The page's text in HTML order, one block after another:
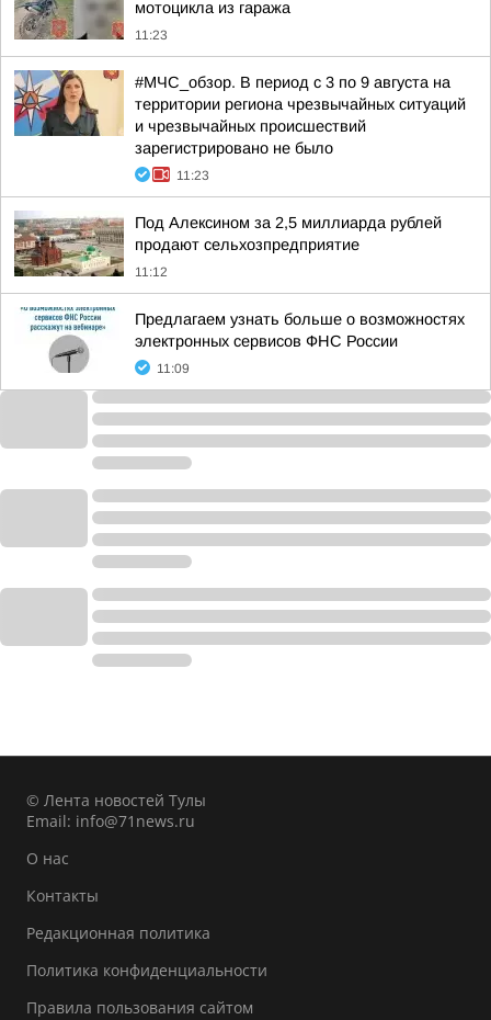
мотоцикла из гаража
11:23
#МЧС_обзор. В период с 3 по 9 августа на
территории региона чрезвычайных ситуаций
и чрезвычайных происшествий
зарегистрировано не было
11:23
Под Алексином за 2,5 миллиарда рублей
продают сельхозпредприятие
11:12
Предлагаем узнать больше о возможностях
электронных сервисов ФНС России
11:09
© Лента новостей Тулы
Email: info@71news.ru
О нас
Контакты
Редакционная политика
Политика конфиденциальности
Правила пользования сайтом